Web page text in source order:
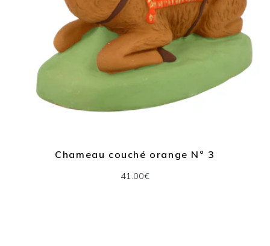
Chameau couché orange N° 3
41.00€